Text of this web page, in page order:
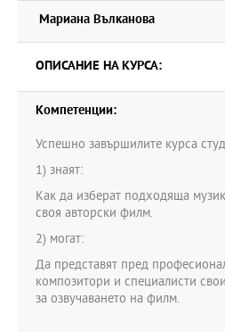
Мариана Вълканова
ОПИСАНИЕ НА КУРСА:
Компетенции:
Успешно завършилите курса
1) знаят:
Как да изберат подходяща
своя авторски филм.
2) могат:
Да представят пред
композитори и специалисти
за озвучаването на филм.